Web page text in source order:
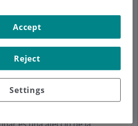
discal lumbar:
són les causes, el
i el tractament?
Settings
Reject
Accept